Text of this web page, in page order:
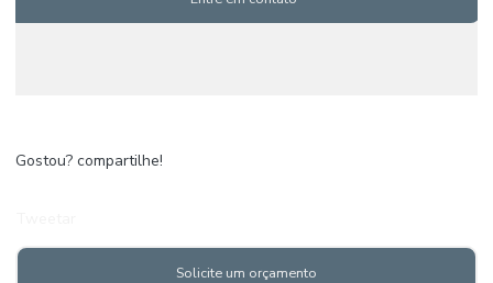
Gostou? compartilhe!
Solicite um orçamento